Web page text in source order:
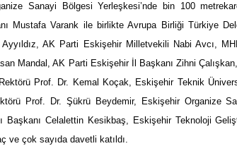
Sanayi Bölgesi Yerleşkesi’nde bin 100
Mustafa Varank ile birlikte Avrupa Birliği Türkiye
AK Parti Eskişehir Milletvekili Nabi Avcı,
Mandal, AK Parti Eskişehir İl Başkanı Zihni
Prof. Dr. Kemal Koçak, Eskişehir Teknik
Prof. Dr. Şükrü Beydemir, Eskişehir Organize
Başkanı Celalettin Kesikbaş, Eskişehir Teknoloji
ve çok sayıda davetli katıldı.